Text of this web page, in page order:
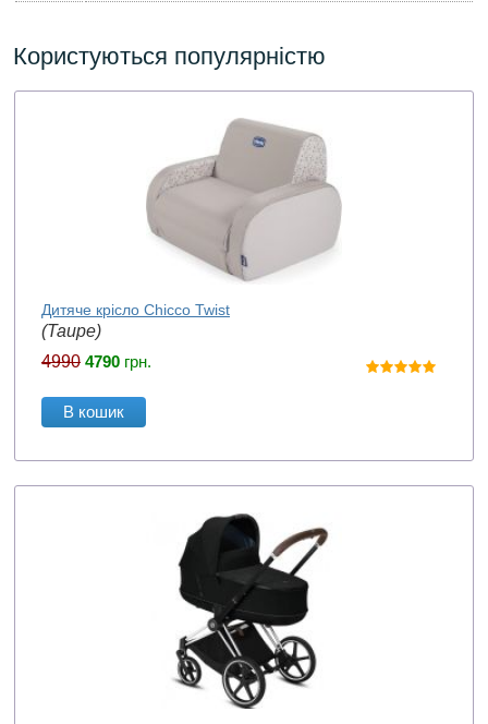
Користуються популярністю
Дитяче крісло Chicco Twist
(Taupe)
4990 4790 грн.
В кошик